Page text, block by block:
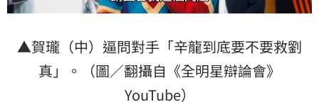
▲賀瓏（中）逼問對手「辛龍到底要不要救劉
真」。（圖／翻攝自《全明星辯論會》
YouTube）